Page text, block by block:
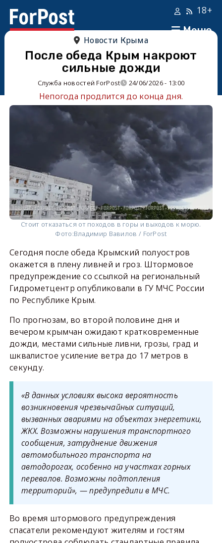
Меню
18+
Новости Крыма
После обеда Крым накроют
сильные дожди
Служба новостей ForPost 24/06/2026 - 13:00
Непогода продлится до конца дня.
Стоит отказаться от походов в горы и выходов к морю.
Фото:Владимир Вавилов / ForPost
Сегодня после обеда Крымский полуостров
окажется в плену ливней и гроз. Штормовое
предупреждение со ссылкой на региональный
Гидрометцентр опубликовали в ГУ МЧС России
по Республике Крым.
По прогнозам, во второй половине дня и
вечером крымчан ожидают кратковременные
дожди, местами сильные ливни, грозы, град и
шквалистое усиление ветра до 17 метров в
секунду.
«В данных условиях высока вероятность
возникновения чрезвычайных ситуаций,
вызванных авариями на объектах энергетики,
ЖКХ. Возможны нарушения транспортного
сообщения, затруднение движения
автомобильного транспорта на
автодорогах, особенно на участках горных
перевалов. Возможны подтопления
территорий», — предупредили в МЧС.
Во время штормового предупреждения
спасатели рекомендуют жителям и гостям